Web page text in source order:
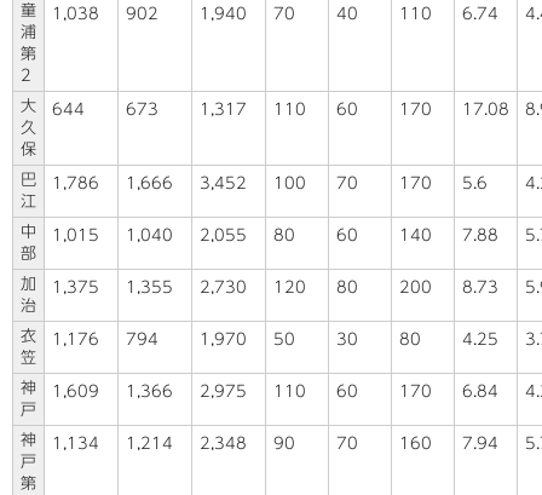
童
浦
第
2
1,038 902 1,940 70 40 110 6.74
大
久
保
644 673 1,317 110 60 170 17.08
巴
江
1,786 1,666 3,452 100 70 170 5.6
中
部
1,015 1,040 2,055 80 60 140 7.88
加
治
1,375 1,355 2,730 120 80 200 8.73
衣
笠
1,176 794 1,970 50 30 80 4.25
神
戸
1,609 1,366 2,975 110 60 170 6.84
神
戸
第
1,134 1,214 2,348 90 70 160 7.94